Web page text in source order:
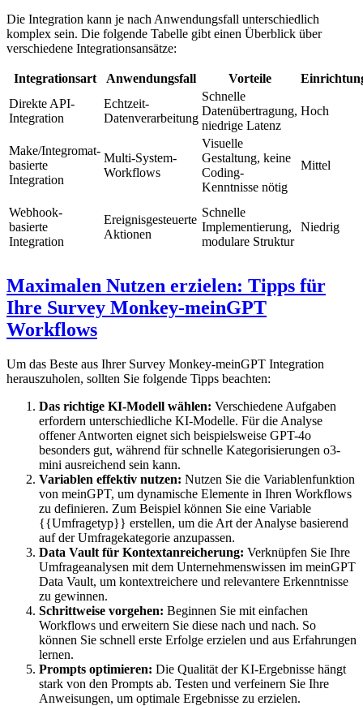
Die Integration kann je nach Anwendungsfall unterschiedlich
komplex sein. Die folgende Tabelle gibt einen Überblick über
verschiedene Integrationsansätze:
Integrationsart Anwendungsfall Vorteile
Direkte API-
Integration
Echtzeit-
Datenverarbeitung
Schnelle
Datenübertragung,
niedrige Latenz
Hoch
Make/Integromat-
basierte
Integration
Multi-System-
Workflows
Visuelle
Gestaltung, keine
Coding-
Kenntnisse nötig
Mittel
Webhook-
basierte
Integration
Ereignisgesteuerte
Aktionen
Schnelle
Implementierung,
modulare Struktur
Niedrig
Maximalen Nutzen erzielen: Tipps für
Ihre Survey Monkey-meinGPT
Workflows
Um das Beste aus Ihrer Survey Monkey-meinGPT Integration
herauszuholen, sollten Sie folgende Tipps beachten:
Das richtige KI-Modell wählen: Verschiedene Aufgaben
erfordern unterschiedliche KI-Modelle. Für die Analyse
offener Antworten eignet sich beispielsweise GPT-4o
besonders gut, während für schnelle Kategorisierungen o3-
mini ausreichend sein kann.
Variablen effektiv nutzen: Nutzen Sie die Variablenfunktion
von meinGPT, um dynamische Elemente in Ihren Workflows
zu definieren. Zum Beispiel können Sie eine Variable
{{Umfragetyp}} erstellen, um die Art der Analyse basierend
auf der Umfragekategorie anzupassen.
Data Vault für Kontextanreicherung: Verknüpfen Sie Ihre
Umfrageanalysen mit dem Unternehmenswissen im meinGPT
Data Vault, um kontextreichere und relevantere Erkenntnisse
zu gewinnen.
Schrittweise vorgehen: Beginnen Sie mit einfachen
Workflows und erweitern Sie diese nach und nach. So
können Sie schnell erste Erfolge erzielen und aus Erfahrungen
lernen.
Prompts optimieren: Die Qualität der KI-Ergebnisse hängt
stark von den Prompts ab. Testen und verfeinern Sie Ihre
Anweisungen, um optimale Ergebnisse zu erzielen.